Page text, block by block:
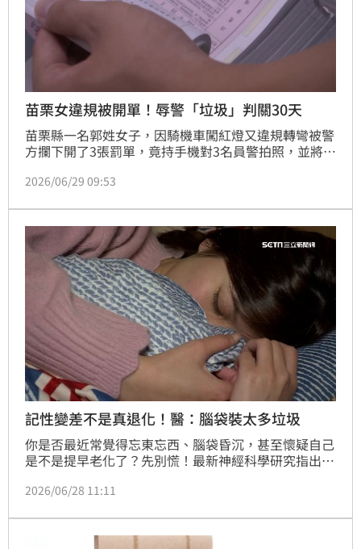
苗栗女違規被開單！辱警「垃圾」判關30天
苗栗縣一名郭姓女子，因騎機車闖紅燈又違規轉彎被警
方攔下開了3張罰單，竟持手機對3名員警拍照，並將其
圾亂開罰單」，遭員警提告。一審法官依散布文字誹謗
重再上訴，二審法官認為郭女未與員警和解，原量刑無
不當，予以駁回，全案確定。
2026/06/29 09:53
記性變差不是真退化！醫：腦袋裝太多垃圾
你是否最近常覺得忘東忘西、腦袋昏沉，甚至懷疑自己
是不是提早老化了？先別慌！最新神經科學研究指出，
圾」累積太多了。
2026/06/28 11:11